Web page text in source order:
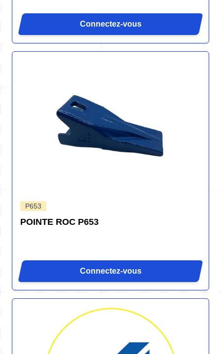
Connectez-vous
P653
POINTE ROC P653
Connectez-vous